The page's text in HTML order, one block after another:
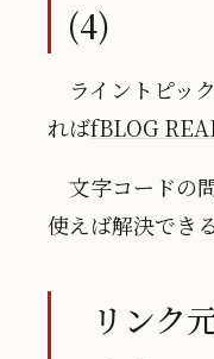
(4)
ライントピッ
ればfBLOG
文字コードの
使えば解決でき
リンク